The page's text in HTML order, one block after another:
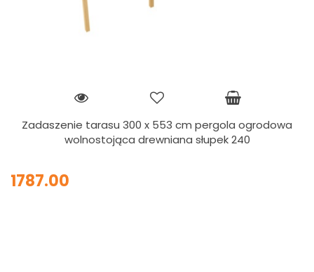
Zadaszenie tarasu 300 x 553 cm pergola ogrodowa
wolnostojąca drewniana słupek 240
1787.00